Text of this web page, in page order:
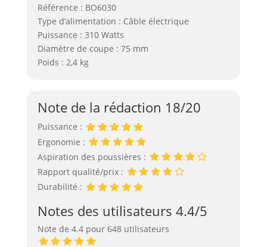
Référence : BO6030
Type d’alimentation : Câble électrique
Puissance : 310 Watts
Diamètre de coupe : 75 mm
Poids : 2,4 kg
Note de la rédaction 18/20
Puissance :
Ergonomie :
Aspiration des poussières :
Rapport qualité/prix :
Durabilité :
Notes des utilisateurs 4.4/5
Note de 4.4 pour 648 utilisateurs